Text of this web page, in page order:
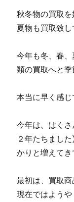
秋冬物の買取
夏物も買取致し
今年も冬、春
類の買取へと季
本当に早く感じ
今年は、はく
２年たちまし
かりと増えてき
最初は、買取商
現在ではよう